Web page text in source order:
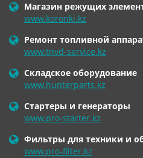
Магазин режущих
www.koronki.kz
Ремонт топливной
www.tnvd-service.kz
Складское оборудование
www.hunterparts.kz
Стартеры и генераторы
www.pro-starter.kz
Фильтры для техники и
www.pro-filter.kz